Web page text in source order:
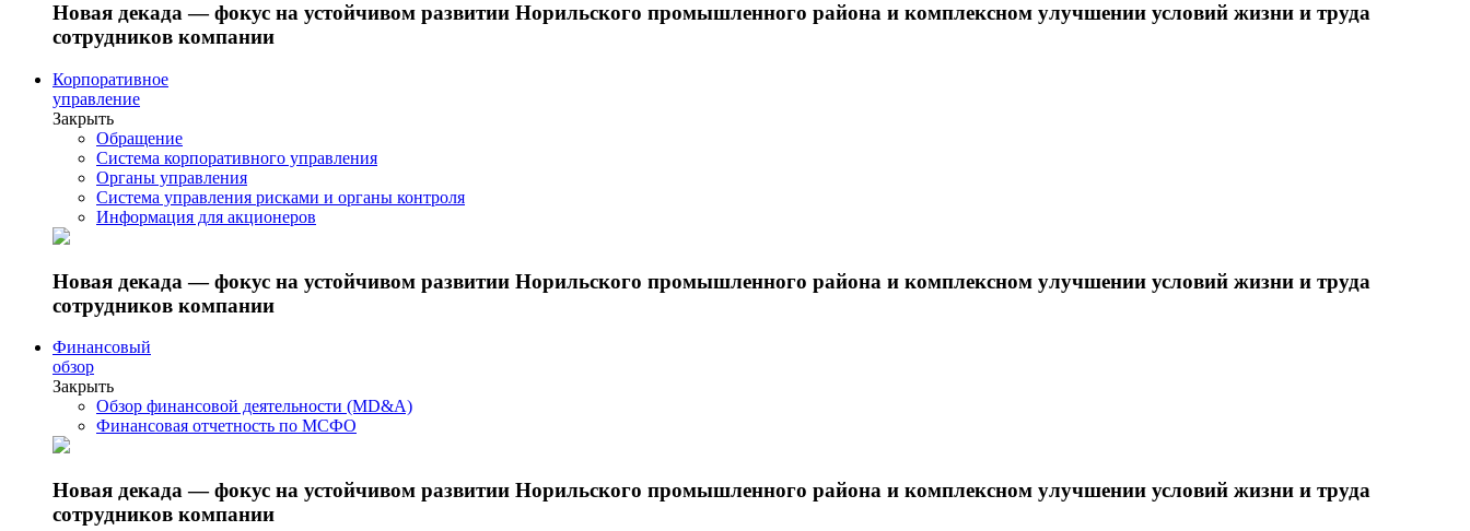
Новая декада — фокус на устойчивом развитии Норильского промышленного района и комплексном улучшении условий жизни и труда
сотрудников компании
Корпоративное
управление
Закрыть
Обращение
Система корпоративного управления
Органы управления
Система управления рисками и органы контроля
Информация для акционеров
Новая декада — фокус на устойчивом развитии Норильского промышленного района и комплексном улучшении условий жизни и труда
сотрудников компании
Финансовый
обзор
Закрыть
Обзор финансовой деятельности (MD&A)
Финансовая отчетность по МСФО
Новая декада — фокус на устойчивом развитии Норильского промышленного района и комплексном улучшении условий жизни и труда
сотрудников компании